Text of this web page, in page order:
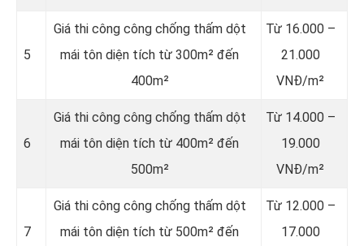
5
Giá thi công công chống thấm dột
mái tôn diện tích từ 300m² đến
400m²
Từ 16.000 –
21.000
VNĐ/m²
6
Giá thi công công chống thấm dột
mái tôn diện tích từ 400m² đến
500m²
Từ 14.000 –
19.000
VNĐ/m²
7
Giá thi công công chống thấm dột
mái tôn diện tích từ 500m² đến
Từ 12.000 –
17.000